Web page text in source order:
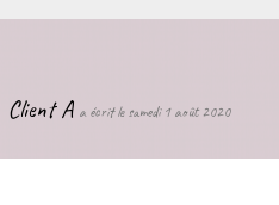
Client A a écrit le samedi 1 août 2020